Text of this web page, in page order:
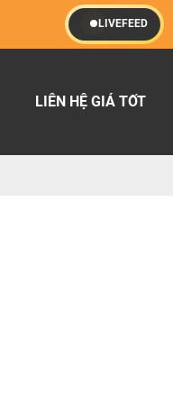
LIVEFEED
LIÊN HỆ GIÁ TỐT